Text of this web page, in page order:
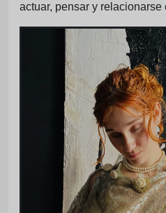
actuar, pensar y relacionarse